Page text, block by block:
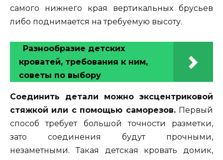
самого нижнего края вертикальных брусьев
либо поднимается на требуемую высоту.
Разнообразие детских
кроватей, требования к ним,
советы по выбору
Соединить детали можно эксцентриковой
стяжкой или с помощью саморезов. Первый
способ требует большой точности разметки,
зато соединения будут прочными,
незаметными. Такая детская кровать домик,